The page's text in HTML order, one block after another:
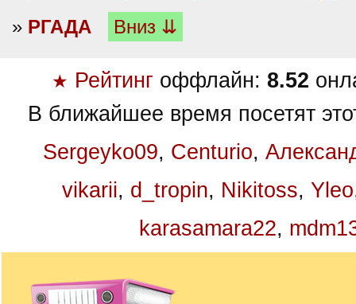
» РГАДА Вниз ⇊
★ Рейтинг оффлайн: 8.52
В ближайшее время посетят
Sergeyko09, Centurio,
vikarii, d_tropin, Nikitoss, Yleo
karasamara22,